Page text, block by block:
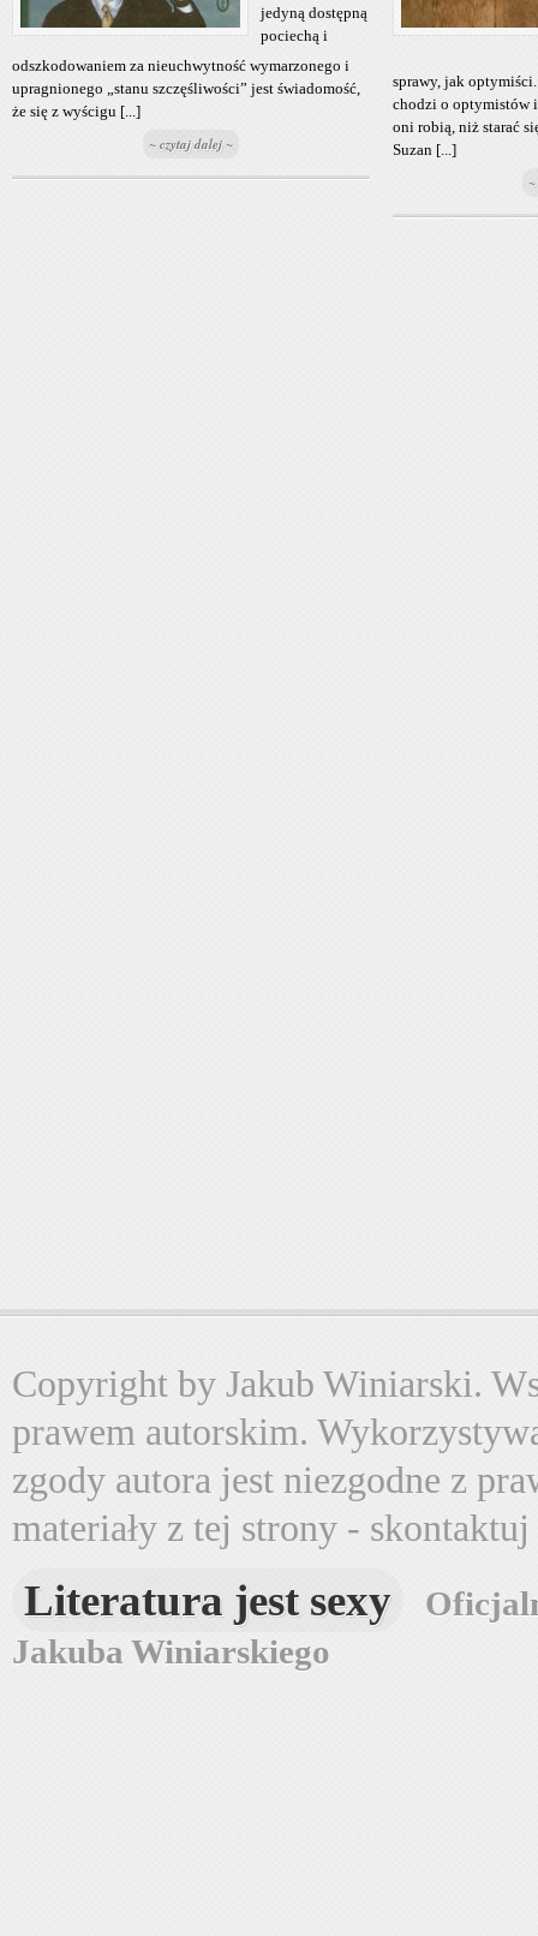
jedyną dostępną
pociechą i
odszkodowaniem za nieuchwytność wymarzonego i
upragnionego „stanu szczęśliwości” jest świadomość,
że się z wyścigu [...]
~ czytaj dalej ~
sprawy, jak optymiści.
chodzi o optymistów
oni robią, niż starać
Suzan [...]
Copyright by Jakub Winiarski.
prawem autorskim.
zgody autora jest niezgodne z
materiały z tej strony -
Literatura jest sexy
Jakuba Winiarskiego